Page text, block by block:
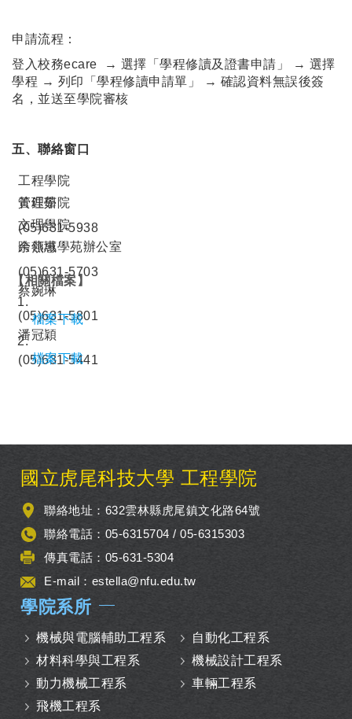
申請流程：
登入校務ecare → 選擇「學程修讀及證書申請」 → 選擇
學程 → 列印「學程修讀申請單」 → 確認資料無誤後簽
名，並送至學院審核
五、聯絡窗口
工程學院
管理學院
文理學院
跨領域學苑辦公室
黃鈺茹
(05)631-5938
余燕惠
(05)631-5703
蔡婉琳
(05)631-5801
潘冠穎
(05)631-5441
【相關檔案】
檔案下載
檔案下載
:::國立虎尾科技大學 工程學院
聯絡地址：632雲林縣虎尾鎮文化路64號
聯絡電話：05-6315704 / 05-6315303
傳真電話：05-631-5304
E-mail： estella@nfu.edu.tw
學院系所
機械與電腦輔助工程系
自動化工程系
材料科學與工程系
機械設計工程系
動力機械工程系
車輛工程系
飛機工程系